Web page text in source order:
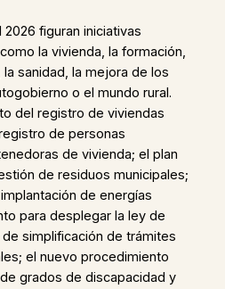
2026 figuran iniciativas
la vivienda, la formación,
sanidad, la mejora de los
o el mundo rural.
del registro de viviendas
de personas
de vivienda; el plan
de residuos municipales;
de energías
para desplegar la ley de
simplificación de trámites
el nuevo procedimiento
grados de discapacidad y